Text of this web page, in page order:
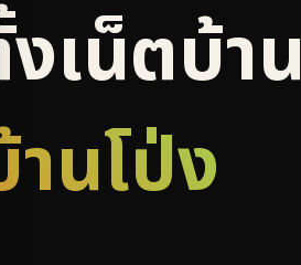
เน็ตบ้าน
นโป่ง